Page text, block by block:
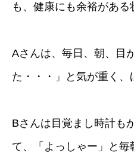
も、健康にも余裕がある
Aさんは、毎日、朝、目
た・・・」と気が重く、
Bさんは目覚まし時計も
て、「よっしゃー」と